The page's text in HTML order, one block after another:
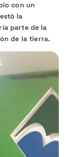
con un
la
parte de la
de la tierra.